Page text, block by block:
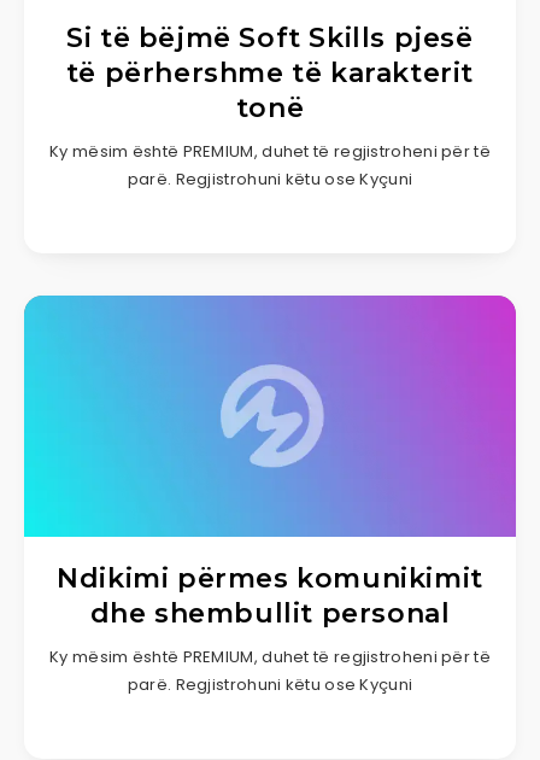
Si të bëjmë Soft Skills pjesë
të përhershme të karakterit
tonë
Ky mësim është PREMIUM, duhet të regjistroheni për të
parë. Regjistrohuni këtu ose Kyçuni
Ndikimi përmes komunikimit
dhe shembullit personal
Ky mësim është PREMIUM, duhet të regjistroheni për të
parë. Regjistrohuni këtu ose Kyçuni